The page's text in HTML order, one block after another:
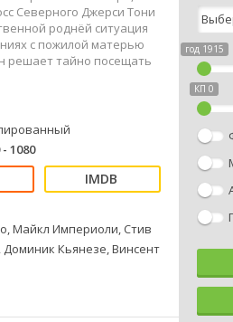
Спорт
Триллеры
2022
2021
Зарубежные
Фильмы из соцетей
Северного Джерси Тони
роднёй ситуация
с пожилой матерью
решает тайно посещать
- 1080
Майкл Империоли, Стив
Кьянезе, Винсент
год 1915
КП 0